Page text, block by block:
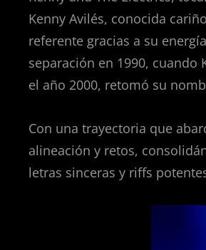
Kenny Avilés, conocida
referente gracias a su
separación en 1990, cuando
el año 2000, retomó su
Con una trayectoria que
alineación y retos,
letras sinceras y riffs